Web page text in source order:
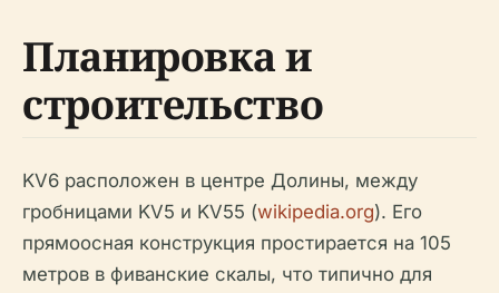
Планировка и
строительство
KV6 расположен в центре Долины, между
гробницами KV5 и KV55 (wikipedia.org). Его
прямоосная конструкция простирается на 105
метров в фиванские скалы, что типично для